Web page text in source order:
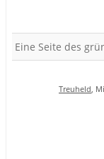
Eine Seite des
Treuheld,